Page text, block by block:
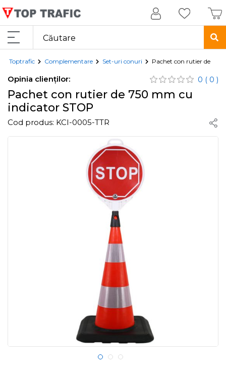
Toptrafic Complementare Set-uri conuri Pachet con rutier de
Opinia clienților: 0 ( 0 )
Pachet con rutier de 750 mm cu
indicator STOP
Cod produs: KCI-0005-TTR